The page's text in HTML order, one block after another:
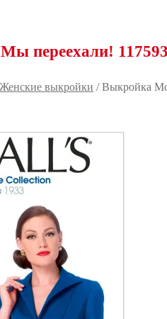
117593
Женские выкройки /Выкройка